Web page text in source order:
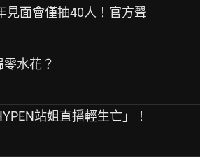
見面會僅抽40人！官方聲
水花？
站姐直播輕生亡」！